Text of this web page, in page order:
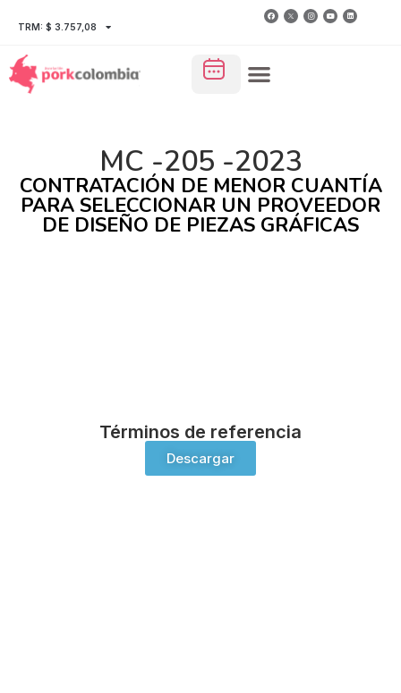
TRM: $ 3.757,08
MC -205 -2023
CONTRATACIÓN DE MENOR CUANTÍA
PARA SELECCIONAR UN PROVEEDOR
DE DISEÑO DE PIEZAS GRÁFICAS
Términos de referencia
Descargar